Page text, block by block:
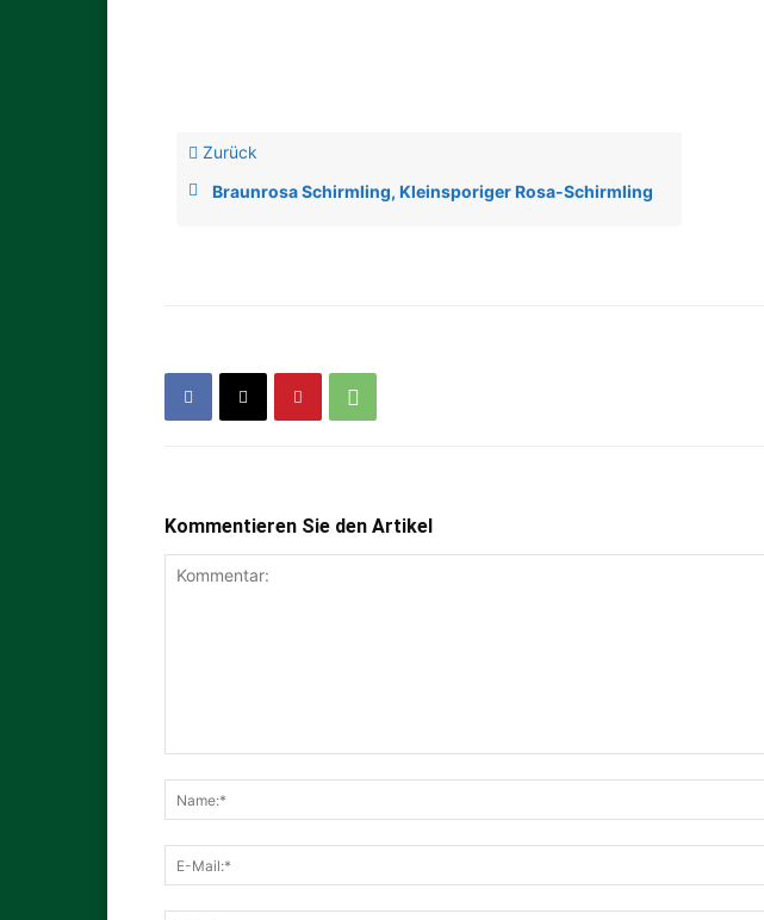
Zurück
Braunrosa Schirmling, Kleinsporiger Rosa-Schirmling
Kommentieren Sie den Artikel